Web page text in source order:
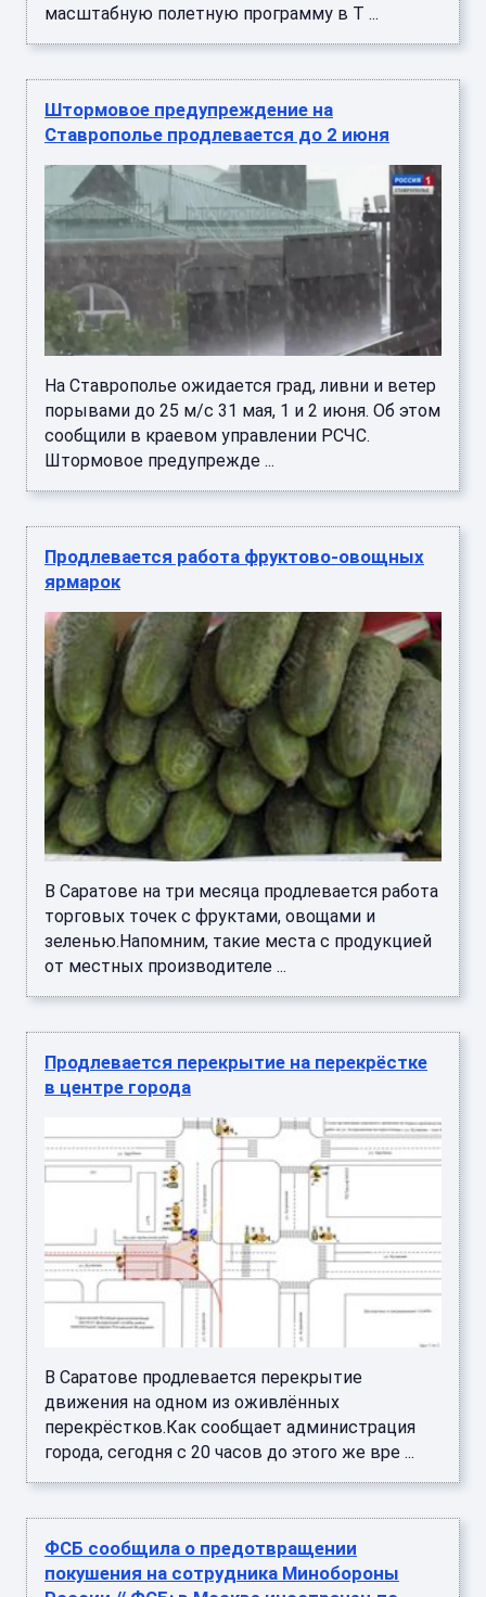
масштабную полетную программу в Т ...
Штормовое предупреждение на
Ставрополье продлевается до 2 июня
На Ставрополье ожидается град, ливни и ветер
порывами до 25 м/с 31 мая, 1 и 2 июня. Об этом
сообщили в краевом управлении РСЧС.
Штормовое предупрежде ...
Продлевается работа фруктово-овощных
ярмарок
В Саратове на три месяца продлевается работа
торговых точек с фруктами, овощами и
зеленью.Напомним, такие места с продукцией
от местных производителе ...
Продлевается перекрытие на перекрёстке
в центре города
В Саратове продлевается перекрытие
движения на одном из оживлённых
перекрёстков.Как сообщает администрация
города, сегодня с 20 часов до этого же вре ...
ФСБ сообщила о предотвращении
покушения на сотрудника Минобороны